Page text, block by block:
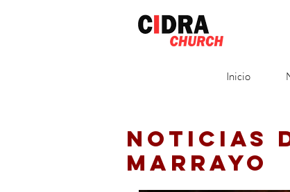
Inicio
NOTICIAS
MARRAYO